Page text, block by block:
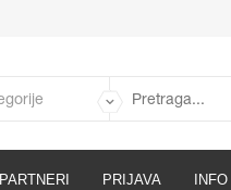
PARTNERI PRIJAVA INFO